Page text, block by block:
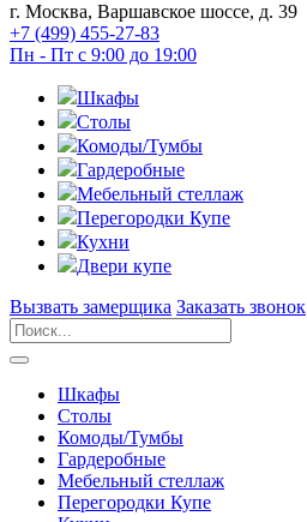
г. Москва, Варшавское шоссе, д. 39
+7 (499) 455-27-83
Пн - Пт с 9:00 до 19:00
Шкафы
Столы
Комоды/Тумбы
Гардеробные
Мебельный стеллаж
Перегородки Купе
Кухни
Двери купе
Вызвать замерщика Заказать звонок
Шкафы
Столы
Комоды/Тумбы
Гардеробные
Мебельный стеллаж
Перегородки Купе